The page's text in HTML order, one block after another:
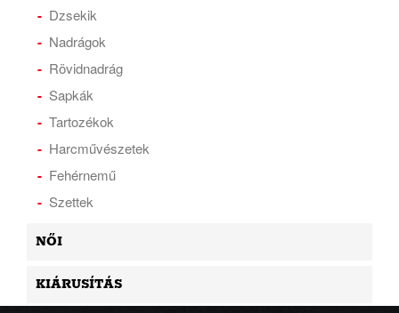
Dzsekik
Nadrágok
Rövidnadrág
Sapkák
Tartozékok
Harcművészetek
Fehérnemű
Szettek
NŐI
KIÁRUSÍTÁS